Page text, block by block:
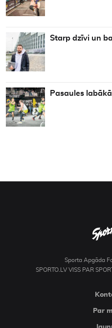
Starp dzīvi un
Pasaules
Sporta Apgāda
SPORTO.LV VISS PAR
Par